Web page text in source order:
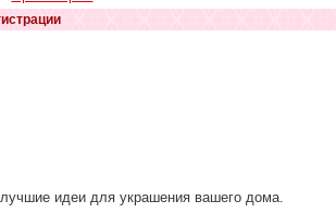
идеи для украшения вашего дома.